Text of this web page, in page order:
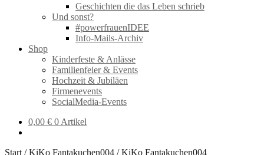
Geschichten die das Leben schrieb
Und sonst?
#powerfrauenIDEE
Info-Mails-Archiv
Shop
Kinderfeste & Anlässe
Familienfeier & Events
Hochzeit & Jubiläen
Firmenevents
SocialMedia-Events
0,00 € 0 Artikel
Start /KiKo Fantakuchen004 /KiKo Fantakuchen004